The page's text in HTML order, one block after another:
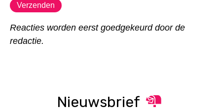
Reacties worden eerst goedgekeurd door de
redactie.
Nieuwsbrief